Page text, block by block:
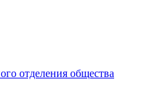
отделения общества